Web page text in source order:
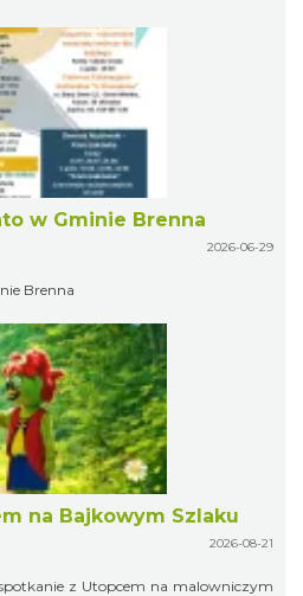
w Gminie Brenna
2026-06-29
Brenna
na Bajkowym Szlaku
2026-08-21
z Utopcem na malowniczym